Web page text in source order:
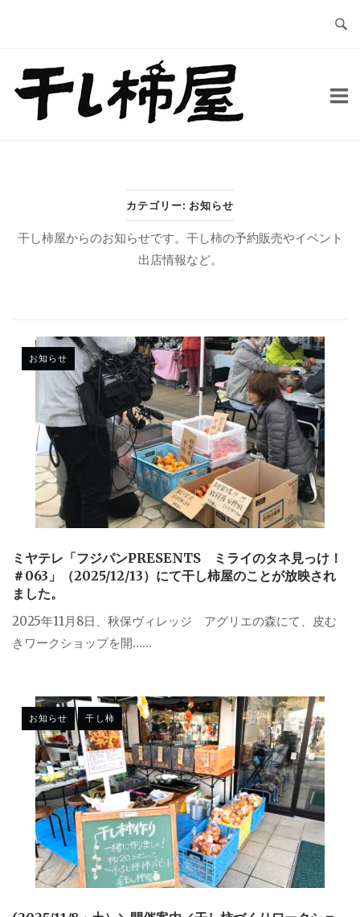
Home
カテゴリー: お知らせ
干し柿屋からのお知らせです。干し柿の予約販売やイベント
出店情報など。
お知らせ
ミヤテレ「フジパンPRESENTS ミライのタネ見っけ！
＃063」（2025/12/13）にて干し柿屋のことが放映され
ました。
2025年11月8日、秋保ヴィレッジ アグリエの森にて、皮む
きワークショップを開…...
お知らせ 干し柿